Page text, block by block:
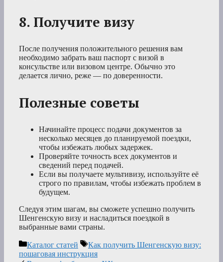
8. Получите визу
После получения положительного решения вам
необходимо забрать ваш паспорт с визой в
консульстве или визовом центре. Обычно это
делается лично, реже — по доверенности.
Полезные советы
Начинайте процесс подачи документов за
несколько месяцев до планируемой поездки,
чтобы избежать любых задержек.
Проверяйте точность всех документов и
сведений перед подачей.
Если вы получаете мультивизу, используйте её
строго по правилам, чтобы избежать проблем в
будущем.
Следуя этим шагам, вы сможете успешно получить
Шенгенскую визу и насладиться поездкой в
выбранные вами страны.
Рубрики
Каталог статей Метки
Как получить Шенгенскую визу:
пошаговая инструкция